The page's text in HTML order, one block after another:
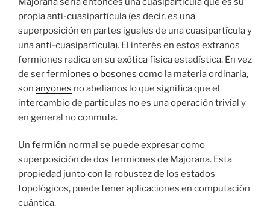
propia anti-cuasipartícula (es decir, es una
superposición en partes iguales de una cuasipartícula y
una anti-cuasipartícula). El interés en estos extraños
fermiones radica en su exótica física estadística. En vez
de serfermiones o bosones como la materia ordinaria,
son anyones no abelianos lo que significa que el
intercambio de partículas no es una operación trivial y
en general no conmuta.
Un fermión normal se puede expresar como
superposición de dos fermiones de Majorana. Esta
propiedad junto con la robustez de los estados
topológicos, puede tener aplicaciones en computación
cuántica.